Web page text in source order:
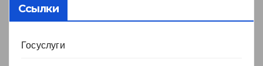
Ссылки
Госуслуги